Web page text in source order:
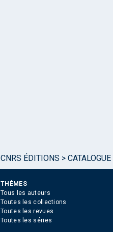
CNRS ÉDITIONS > CATALOGUE
THÈMES
Tous les auteurs
Toutes les collections
Toutes les revues
Toutes les séries